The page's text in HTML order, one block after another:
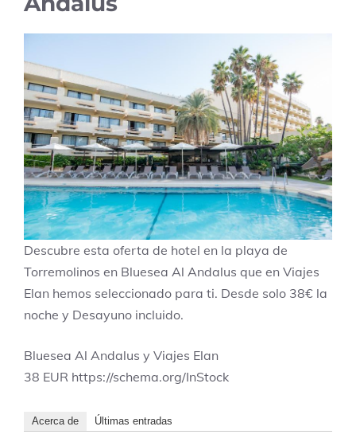
Descubre esta oferta de hotel en la playa de
Torremolinos en Bluesea Al Andalus que en Viajes
Elan hemos seleccionado para ti. Desde solo 38€ la
noche y Desayuno incluido.
Bluesea Al Andalus y Viajes Elan
38 EUR https://schema.org/InStock
Acerca de Últimas entradas